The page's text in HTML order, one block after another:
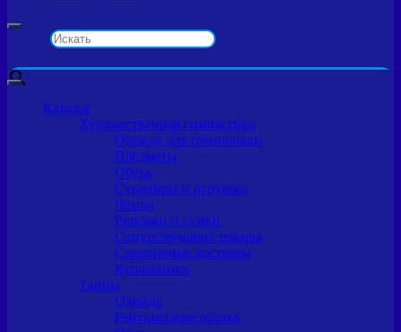
Каталог
Художественная гимнастика
Одежда для тренировки
Предметы
Обувь
Сувениры и игрушки
Чехлы
Рюкзаки и сумки
Сопутствующие товары
Спортивные костюмы
Купальники
Танцы
Одежда
Рейтинговые платья